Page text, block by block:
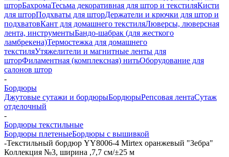
шторБахромаТесьма декоративная для штор и текстиляКисти
для шторПодхваты для шторДержатели и крючки для штор и
подхватовКант для домашнего текстиляЛюверсы, люверсная
лента, инструментыБандо-шабрак (для жесткого
ламбрекена)Термостежка для домашнего
текстиляУтяжелители и магнитные ленты для
шторФиламентная (комплексная) нитьОборудование для
салонов штор
-
Бордюры
Джутовые сутажи и бордюрыБордюрыРепсовая лентаСутаж
отделочный
-
Бордюры текстильные
Бордюры плетеныеБордюры с вышивкой
-Текстильный бордюр YY8006-4 Mirtex оранжевый "Зебра"
Коллекция №3, ширина ,7,7 см/±25 м